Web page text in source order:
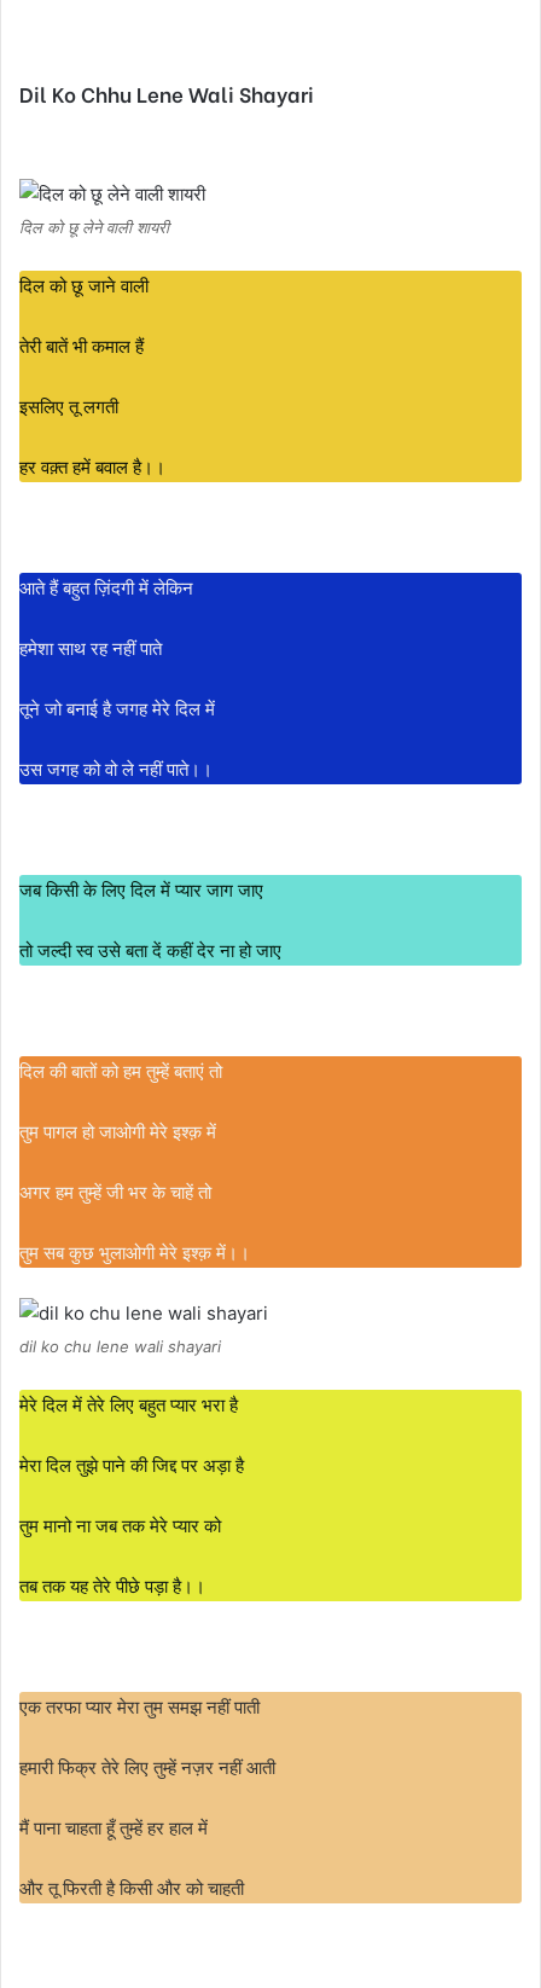
Dil Ko Chhu Lene Wali Shayari
दिल को छू लेने वाली शायरी
दिल को छू जाने वाली
तेरी बातें भी कमाल हैं
इसलिए तू लगती
हर वक़्त हमें बवाल है।।
आते हैं बहुत ज़िंदगी में लेकिन
हमेशा साथ रह नहीं पाते
तूने जो बनाई है जगह मेरे दिल में
उस जगह को वो ले नहीं पाते।।
जब किसी के लिए दिल में प्यार जाग जाए
तो जल्दी स्व उसे बता दें कहीं देर ना हो जाए
दिल की बातों को हम तुम्हें बताएं तो
तुम पागल हो जाओगी मेरे इश्क़ में
अगर हम तुम्हें जी भर के चाहें तो
तुम सब कुछ भुलाओगी मेरे इश्क़ में।।
dil ko chu lene wali shayari
मेरे दिल में तेरे लिए बहुत प्यार भरा है
मेरा दिल तुझे पाने की जिद्द पर अड़ा है
तुम मानो ना जब तक मेरे प्यार को
तब तक यह तेरे पीछे पड़ा है।।
एक तरफा प्यार मेरा तुम समझ नहीं पाती
हमारी फिक्र तेरे लिए तुम्हें नज़र नहीं आती
मैं पाना चाहता हूँ तुम्हें हर हाल में
और तू फिरती है किसी और को चाहती